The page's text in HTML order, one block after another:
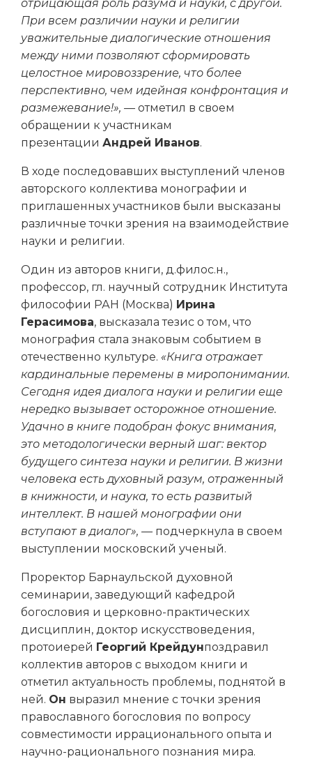
отрицающая роль разума и науки, с другой.
При всем различии науки и религии
уважительные диалогические отношения
между ними позволяют сформировать
целостное мировоззрение, что более
перспективно, чем идейная конфронтация и
размежевание!», — отметил в своем
обращении к участникам
презентации Андрей Иванов.
В ходе последовавших выступлений членов
авторского коллектива монографии и
приглашенных участников были высказаны
различные точки зрения на взаимодействие
науки и религии.
Один из авторов книги, д.филос.н.,
профессор, гл. научный сотрудник Института
философии РАН (Москва) Ирина
Герасимова, высказала тезис о том, что
монография стала знаковым событием в
отечественно культуре. «Книга отражает
кардинальные перемены в миропонимании.
Сегодня идея диалога науки и религии еще
нередко вызывает осторожное отношение.
Удачно в книге подобран фокус внимания,
это методологически верный шаг: вектор
будущего синтеза науки и религии. В жизни
человека есть духовный разум, отраженный
в книжности, и наука, то есть развитый
интеллект. В нашей монографии они
вступают в диалог», — подчеркнула в своем
выступлении московский ученый.
Проректор Барнаульской духовной
семинарии, заведующий кафедрой
богословия и церковно-практических
дисциплин, доктор искусствоведения,
протоиерей Георгий Крейдунпоздравил
коллектив авторов с выходом книги и
отметил актуальность проблемы, поднятой в
ней. Он выразил мнение с точки зрения
православного богословия по вопросу
совместимости иррационального опыта и
научно-рационального познания мира.